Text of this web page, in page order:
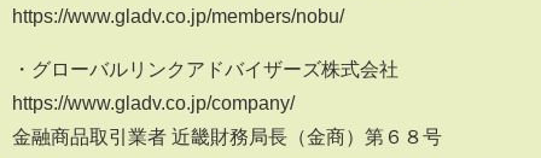
https://www.gladv.co.jp/members/nobu/
・グローバルリンクアドバイザーズ株式会社
https://www.gladv.co.jp/company/
金融商品取引業者 近畿財務局長（金商）第６８号